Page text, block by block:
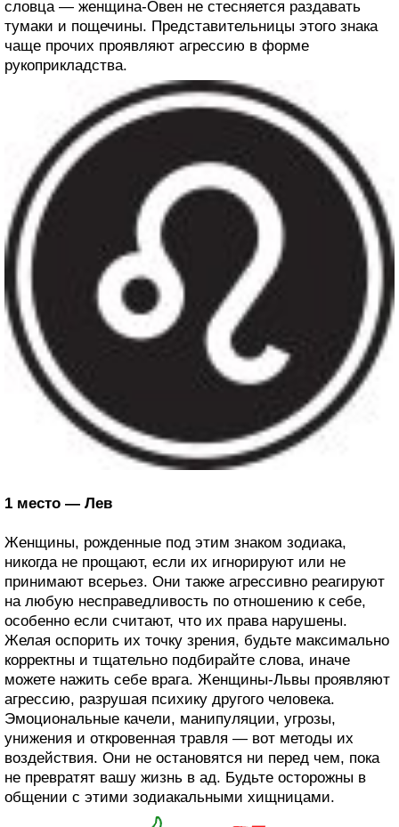
словца — женщина-Овен не стесняется раздавать
тумаки и пощечины. Представительницы этого знака
чаще прочих проявляют агрессию в форме
рукоприкладства.
1 место — Лев
Женщины, рожденные под этим знаком зодиака,
никогда не прощают, если их игнорируют или не
принимают всерьез. Они также агрессивно реагируют
на любую несправедливость по отношению к себе,
особенно если считают, что их права нарушены.
Желая оспорить их точку зрения, будьте максимально
корректны и тщательно подбирайте слова, иначе
можете нажить себе врага. Женщины-Львы проявляют
агрессию, разрушая психику другого человека.
Эмоциональные качели, манипуляции, угрозы,
унижения и откровенная травля — вот методы их
воздействия. Они не остановятся ни перед чем, пока
не превратят вашу жизнь в ад. Будьте осторожны в
общении с этими зодиакальными хищницами.